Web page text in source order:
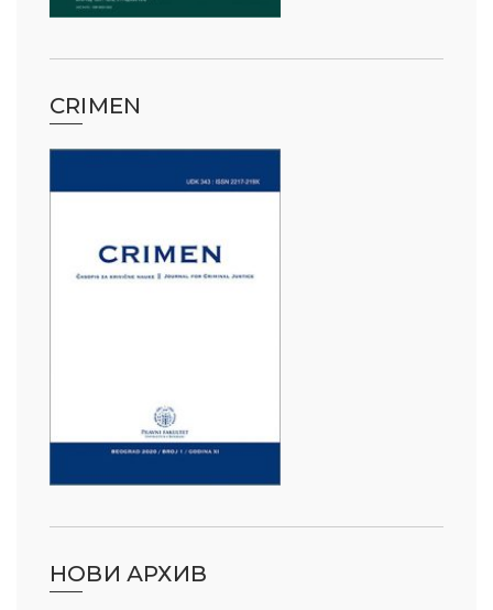
CRIMEN
НОВИ АРХИВ